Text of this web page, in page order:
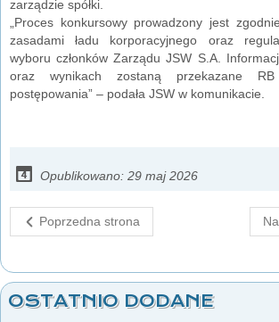
zarządzie spółki.
„Proces konkursowy prowadzony jest
zasadami ładu korporacyjnego oraz
wyboru członków Zarządu JSW S.A.
oraz wynikach zostaną przekazane
postępowania” – podała JSW w komunikacie.
Opublikowano: 29 maj 2026
Poprzedna strona
OSTATNIO DODANE